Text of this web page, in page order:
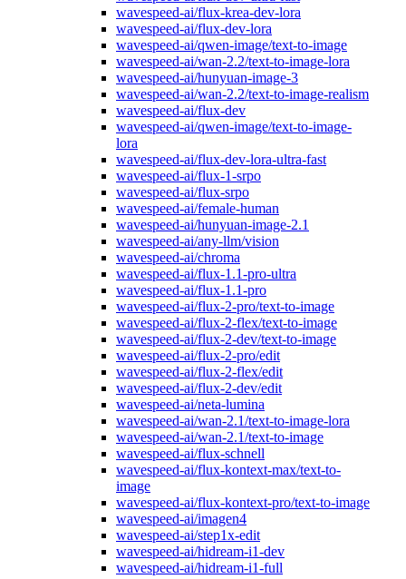
wavespeed-ai/flux-krea-dev-lora
wavespeed-ai/flux-dev-lora
wavespeed-ai/qwen-image/text-to-image
wavespeed-ai/wan-2.2/text-to-image-lora
wavespeed-ai/hunyuan-image-3
wavespeed-ai/wan-2.2/text-to-image-realism
wavespeed-ai/flux-dev
wavespeed-ai/qwen-image/text-to-image-
lora
wavespeed-ai/flux-dev-lora-ultra-fast
wavespeed-ai/flux-1-srpo
wavespeed-ai/flux-srpo
wavespeed-ai/female-human
wavespeed-ai/hunyuan-image-2.1
wavespeed-ai/any-llm/vision
wavespeed-ai/chroma
wavespeed-ai/flux-1.1-pro-ultra
wavespeed-ai/flux-1.1-pro
wavespeed-ai/flux-2-pro/text-to-image
wavespeed-ai/flux-2-flex/text-to-image
wavespeed-ai/flux-2-dev/text-to-image
wavespeed-ai/flux-2-pro/edit
wavespeed-ai/flux-2-flex/edit
wavespeed-ai/flux-2-dev/edit
wavespeed-ai/neta-lumina
wavespeed-ai/wan-2.1/text-to-image-lora
wavespeed-ai/wan-2.1/text-to-image
wavespeed-ai/flux-schnell
wavespeed-ai/flux-kontext-max/text-to-
image
wavespeed-ai/flux-kontext-pro/text-to-image
wavespeed-ai/imagen4
wavespeed-ai/step1x-edit
wavespeed-ai/hidream-i1-dev
wavespeed-ai/hidream-i1-full